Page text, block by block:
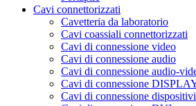
Cavi connettorizzati
Cavetteria da laboratorio
Cavi coassiali connettorizzati
Cavi di connessione video
Cavi di connessione audio
Cavi di connessione audio-
Cavi di connessione
Cavi di connessione